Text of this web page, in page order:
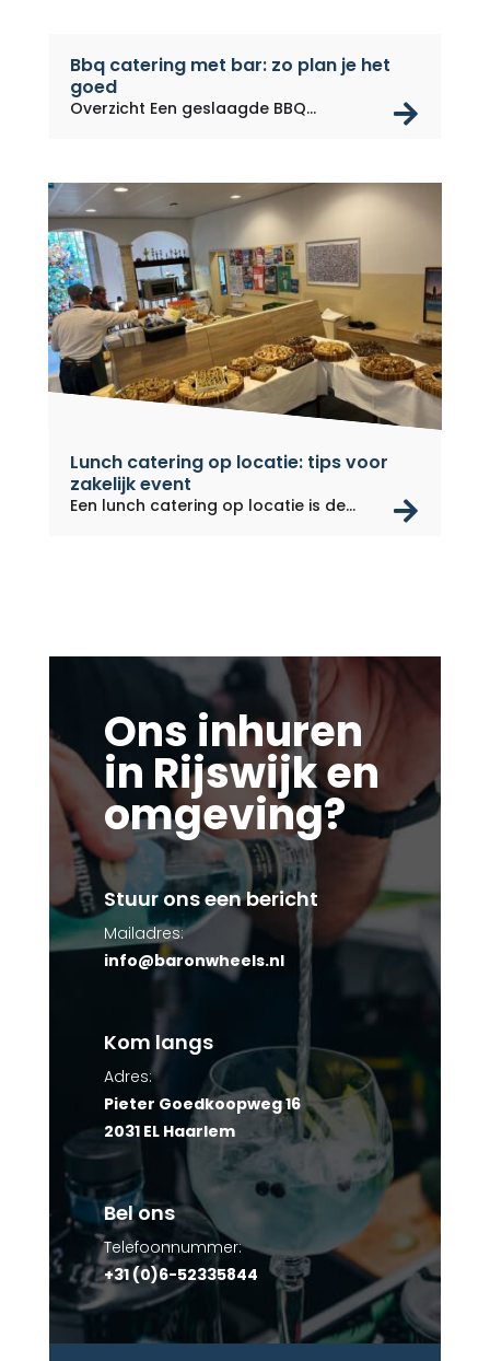
Bbq catering met bar: zo plan je het
goed
Overzicht Een geslaagde BBQ
Lunch catering op locatie: tips voor
zakelijk event
Een lunch catering op locatie is de...
Ons inhuren
in Rijswijk en
omgeving?
Stuur ons een bericht
Mailadres:
info@baronwheels.nl
Kom langs
Adres:
Pieter Goedkoopweg 16
2031 EL Haarlem
Bel ons
Telefoonnummer:
+31 (0)6-52335844